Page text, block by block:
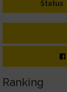
Status
Ranking